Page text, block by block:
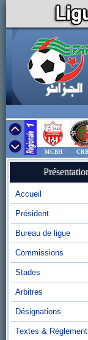
MCBH
Accueil
Président
Bureau de ligue
Commissions
Stades
Arbitres
Désignations
Textes &